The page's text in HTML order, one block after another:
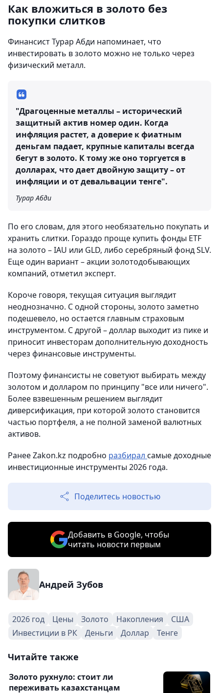
Как вложиться в золото без
покупки слитков
Финансист Турар Абди напоминает, что
инвестировать в золото можно не только через
физический металл.
"Драгоценные металлы – исторический
защитный актив номер один. Когда
инфляция растет, а доверие к фиатным
деньгам падает, крупные капиталы всегда
бегут в золото. К тому же оно торгуется в
долларах, что дает двойную защиту – от
инфляции и от девальвации тенге".
Турар Абди
По его словам, для этого необязательно покупать и
хранить слитки. Гораздо проще купить фонды ETF
на золото – IAU или GLD, либо серебряный фонд SLV.
Еще один вариант – акции золотодобывающих
компаний, отметил эксперт.
Короче говоря, текущая ситуация выглядит
неоднозначно. С одной стороны, золото заметно
подешевело, но остается главным страховым
инструментом. С другой – доллар выходит из пике и
приносит инвесторам дополнительную доходность
через финансовые инструменты.
Поэтому финансисты не советуют выбирать между
золотом и долларом по принципу "все или ничего".
Более взвешенным решением выглядит
диверсификация, при которой золото становится
частью портфеля, а не полной заменой валютных
активов.
Ранее Zakon.kz подробно разбирал самые доходные
инвестиционные инструменты 2026 года.
Поделитесь новостью
Добавить в Google, чтобы
читать новости первым
Андрей Зубов
2026 год Цены Золото Накопления
США
Инвестиции в РК
Деньги Доллар Тенге
Читайте также
Золото рухнуло: стоит ли
переживать казахстанцам